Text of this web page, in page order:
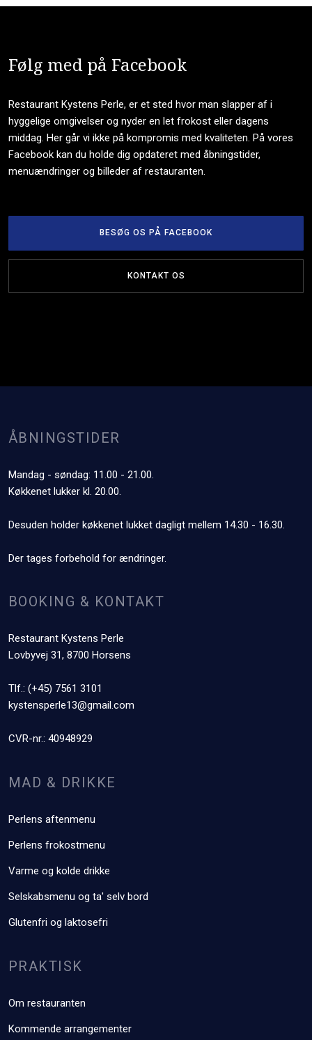
Følg med på Facebook
​Restaurant Kystens Perle, er et sted hvor man slapper af i
hyggelige omgivelser og nyder en let frokost eller dagens
middag. Her går vi ikke på kompromis med kvaliteten. På vores
Facebook kan du holde dig opdateret med åbningstider,
menuændringer og billeder af restauranten.
BESØG OS PÅ FACEBOOK
KONTAKT OS
ÅBNINGSTIDER
Mandag - søndag: 11.00 - 21.00.
Køkkenet lukker kl. 20.00.
Desuden holder køkkenet lukket dagligt mellem 14.30 - 16.30.
Der tages forbehold for ændringer.
BOOKING & KONTAKT
​Restaurant Kystens Perle
​Lovbyvej 31, 8700 Horsens
Tlf.: (+45) 7561 3101
kystensperle13@gmail.com
CVR-nr.: 40948929
MAD & DRIKKE​
Perlens aftenmenu
Perlens frokostmenu
Varme og kolde drikke
Selskabsmenu og ta' selv bord
Glutenfri og laktosefri
PRAKTISK
Om restauranten
Kommende arrangementer